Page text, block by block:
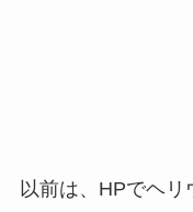
以前は、HPでヘ